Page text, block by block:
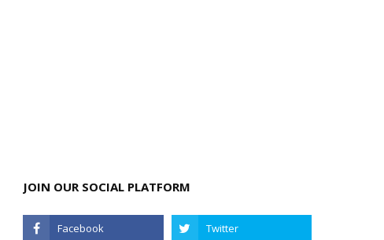
JOIN OUR SOCIAL PLATFORM